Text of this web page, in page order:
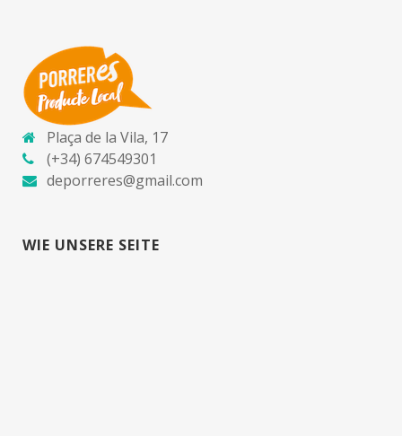
Plaça de la Vila, 17
(+34) 674549301
deporreres@gmail.com
WIE UNSERE SEITE